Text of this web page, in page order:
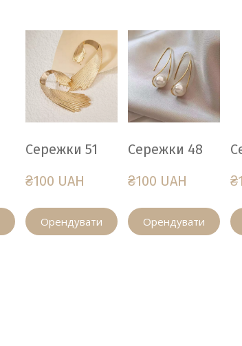
Сережки 51
₴100 UAH
Орендувати
Сережки 48
₴100 UAH
Орендувати